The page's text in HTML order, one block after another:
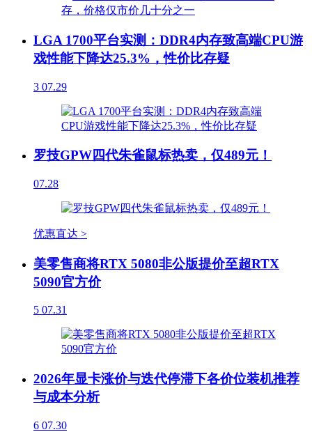
LGA 1700平台实测：DDR4内存致高端CPU游
戏性能下降达25.3%，性价比存疑
3 07.29
罗技GPW四代朱雀鼠标热卖，仅489元！
07.28
优惠直达 >
美零售商将RTX 5080非公版提价至超RTX
5090官方价
5 07.31
2026年显卡涨价与迭代停滞下各价位装机推荐
与成本分析
6 07.30